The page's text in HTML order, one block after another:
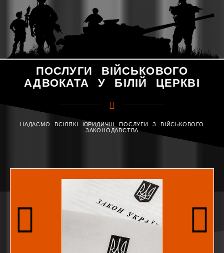
ПОСЛУГИ ВІЙСЬКОВОГО
АДВОКАТА У БІЛІЙ ЦЕРКВІ
НАДАЄМО ВСІЛЯКІ ЮРИДИЧНІ ПОСЛУГИ З ВІЙСЬКОВОГО
ЗАКОНОДАВСТВА